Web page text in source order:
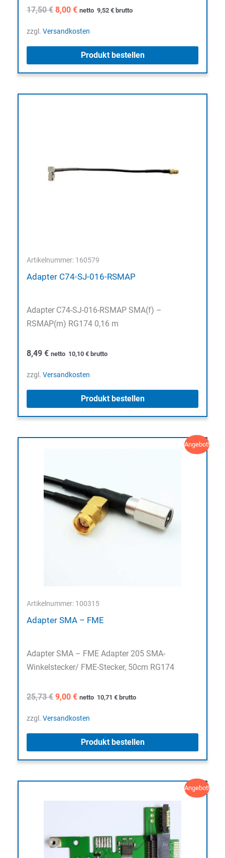
17,50€ Ursprünglicher
war:
8,00 €Aktueller
ist:
netto 9,52 € brutto
zzgl. Versandkosten
Produkt bestellen
Artikelnummer: 160579
Adapter C74-SJ-016-RSMAP
Adapter C74-SJ-016-RSMAP SMA(f) –
RSMAP(m) RG174 0,16 m
8,49 € netto 10,10 € brutto
zzgl. Versandkosten
Produkt bestellen
Angebot!
Artikelnummer: 100315
Adapter SMA – FME
Adapter SMA – FME Adapter 205 SMA-
Winkelstecker/ FME-Stecker, 50cm RG174
25,73€ Ursprünglicher
war:
9,00 €Aktueller
ist:
netto 10,71 € brutto
zzgl. Versandkosten
Produkt bestellen
Angebot!